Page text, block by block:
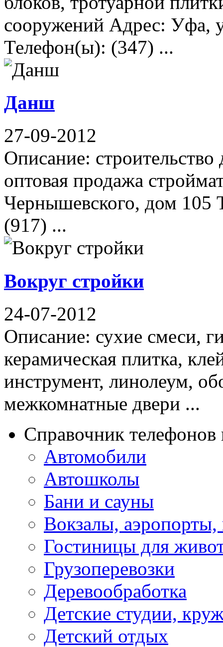
сооружений Адрес: Уфа,
Телефон(ы): (347) ...
Данш
27-09-2012
Описание: строительство
оптовая продажа
Чернышевского, дом 105
(917) ...
Вокруг стройки
24-07-2012
Описание: сухие смеси,
керамическая плитка,
инструмент, линолеум,
межкомнатные двери ...
Справочник
Автомобили
Автошколы
Бани и сауны
Вокзалы,
Гостиницы для
Грузоперевозки
Деревообработка
Детские студии,
Детский отдых